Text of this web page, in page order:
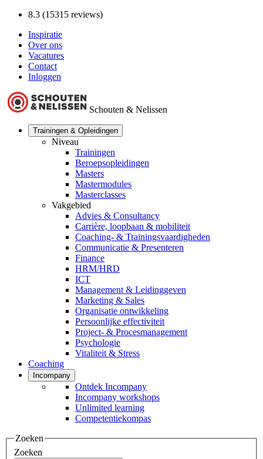
8.3 (15315 reviews)
Inspiratie
Over ons
Vacatures
Contact
Inloggen
Schouten & Nelissen
Trainingen & Opleidingen
Niveau
Trainingen
Beroepsopleidingen
Masters
Mastermodules
Masterclasses
Vakgebied
Advies & Consultancy
Carrière, loopbaan & mobiliteit
Coaching- & Trainingsvaardigheden
Communicatie & Presenteren
Finance
HRM/HRD
ICT
Management & Leidinggeven
Marketing & Sales
Organisatie ontwikkeling
Persoonlijke effectiviteit
Project- & Procesmanagement
Psychologie
Vitaliteit & Stress
Coaching
Incompany
Ontdek Incompany
Incompany workshops
Unlimited learning
Competentiekompas
Zoeken
Zoeken